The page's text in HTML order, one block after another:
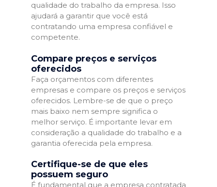
qualidade do trabalho da empresa. Isso
ajudará a garantir que você está
contratando uma empresa confiável e
competente.
Compare preços e serviços
oferecidos
Faça orçamentos com diferentes
empresas e compare os preços e serviços
oferecidos. Lembre-se de que o preço
mais baixo nem sempre significa o
melhor serviço. É importante levar em
consideração a qualidade do trabalho e a
garantia oferecida pela empresa.
Certifique-se de que eles
possuem seguro
É fundamental que a empresa contratada